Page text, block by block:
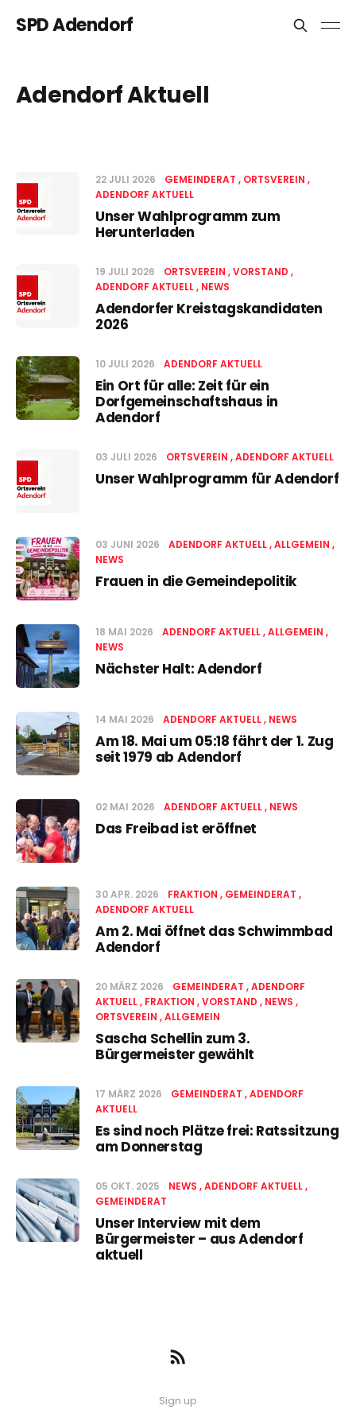
SPD Adendorf
Adendorf Aktuell
22 JULI 2026 GEMEINDERAT
ORTSVEREIN
ADENDORF AKTUELL
Unser Wahlprogramm zum
Herunterladen
19 JULI 2026 ORTSVEREIN VORSTAND
ADENDORF AKTUELL NEWS
Adendorfer Kreistagskandidaten
2026
10 JULI 2026 ADENDORF AKTUELL
Ein Ort für alle: Zeit für ein
Dorfgemeinschaftshaus in
Adendorf
03 JULI 2026 ORTSVEREIN ADENDORF AKTUELL
Unser Wahlprogramm für Adendorf
03 JUNI 2026 ADENDORF AKTUELL ALLGEMEIN
NEWS
Frauen in die Gemeindepolitik
18 MAI 2026 ADENDORF AKTUELL ALLGEMEIN
NEWS
Nächster Halt: Adendorf
14 MAI 2026 ADENDORF AKTUELL NEWS
Am 18. Mai um 05:18 fährt der 1. Zug
seit 1979 ab Adendorf
02 MAI 2026 ADENDORF AKTUELL NEWS
Das Freibad ist eröffnet
30 APR. 2026 FRAKTION
GEMEINDERAT
ADENDORF AKTUELL
Am 2. Mai öffnet das Schwimmbad
Adendorf
20 MÄRZ 2026 GEMEINDERAT ADENDORF
AKTUELL FRAKTION VORSTAND
NEWS
ORTSVEREIN ALLGEMEIN
Sascha Schellin zum 3.
Bürgermeister gewählt
17 MÄRZ 2026 GEMEINDERAT ADENDORF
AKTUELL
Es sind noch Plätze frei: Ratssitzung
am Donnerstag
05 OKT. 2025 NEWS ADENDORF AKTUELL
GEMEINDERAT
Unser Interview mit dem
Bürgermeister – aus Adendorf
aktuell
Sign up